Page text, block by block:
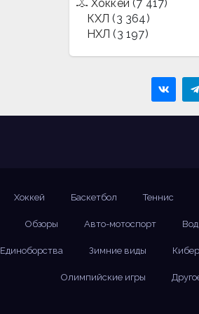
Хоккей (7 417)
КХЛ (3 364)
НХЛ (3 197)
Хоккей Баскетбол Теннис
Обзоры Авто-мотоспорт
Единоборства Зимние виды
Олимпийские игры